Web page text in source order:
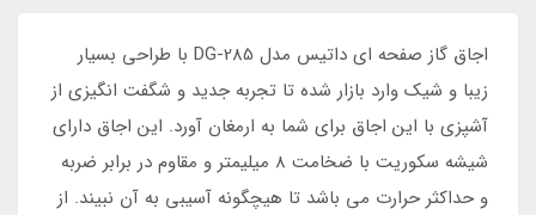
اجاق گاز صفحه ای داتیس مدل DG-285 با طراحی بسیار
زیبا و شیک وارد بازار شده تا تجربه جدید و شگفت انگیزی از
آشپزی با این اجاق برای شما به ارمغان آورد. این اجاق دارای
شیشه سکوریت با ضخامت 8 میلیمتر و مقاوم در برابر ضربه
و حداکثر حرارت می باشد تا هیچگونه آسیبی به آن نبیند. از